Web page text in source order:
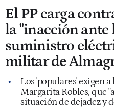
El PP carga
la "inacción ante
suministro
militar de
Los 'populares' exigen
Margarita Robles, que
situación de dejadez y